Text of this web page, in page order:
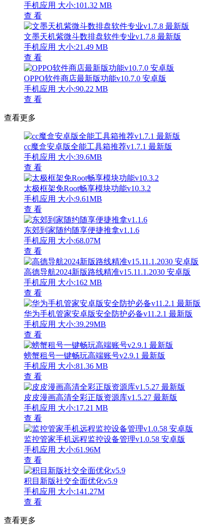
手机应用 大小:101.32 MB
查 看
文墨天机紫微斗数排盘软件专业v1.7.8 最新版
手机应用 大小:21.49 MB
查 看
OPPO软件商店最新版功能v10.7.0 安卓版
手机应用 大小:90.22 MB
查 看
查看更多
cc魔盒安卓版全能工具箱推荐v1.7.1 最新版
手机应用 大小:39.6MB
查 看
太极框架免Root畅享模块功能v10.3.2
手机应用 大小:9.61MB
查 看
东郊到家随约随享便捷推拿v1.1.6
手机应用 大小:68.07M
查 看
高德导航2024新版路线精准v15.11.1.2030 安卓版
手机应用 大小:162 MB
查 看
华为手机管家安卓版安全防护必备v11.2.1 最新版
手机应用 大小:39.29MB
查 看
螃蟹租号一键畅玩高端账号v2.9.1 最新版
手机应用 大小:81.36 MB
查 看
皮皮漫画高清全彩正版资源库v1.5.27 最新版
手机应用 大小:17.21 MB
查 看
监控管家手机远程监控设备管理v1.0.58 安卓版
手机应用 大小:61.96M
查 看
积目新版社交全面优化v5.9
手机应用 大小:141.27M
查 看
查看更多